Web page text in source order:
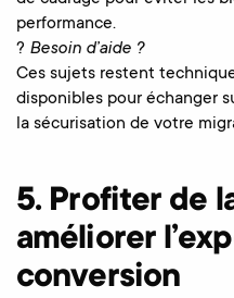
performance.
? Besoin d’aide ?
Ces sujets restent
disponibles pour échanger
la sécurisation de votre
5. Profiter de
améliorer
conversion